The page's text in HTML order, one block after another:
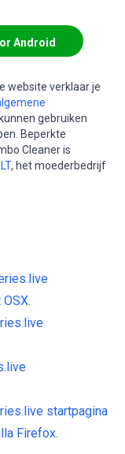
Android
website verklaar je
gebruiken
Beperkte
Cleaner is
, het moederbedrijf
startpagina
Firefox.